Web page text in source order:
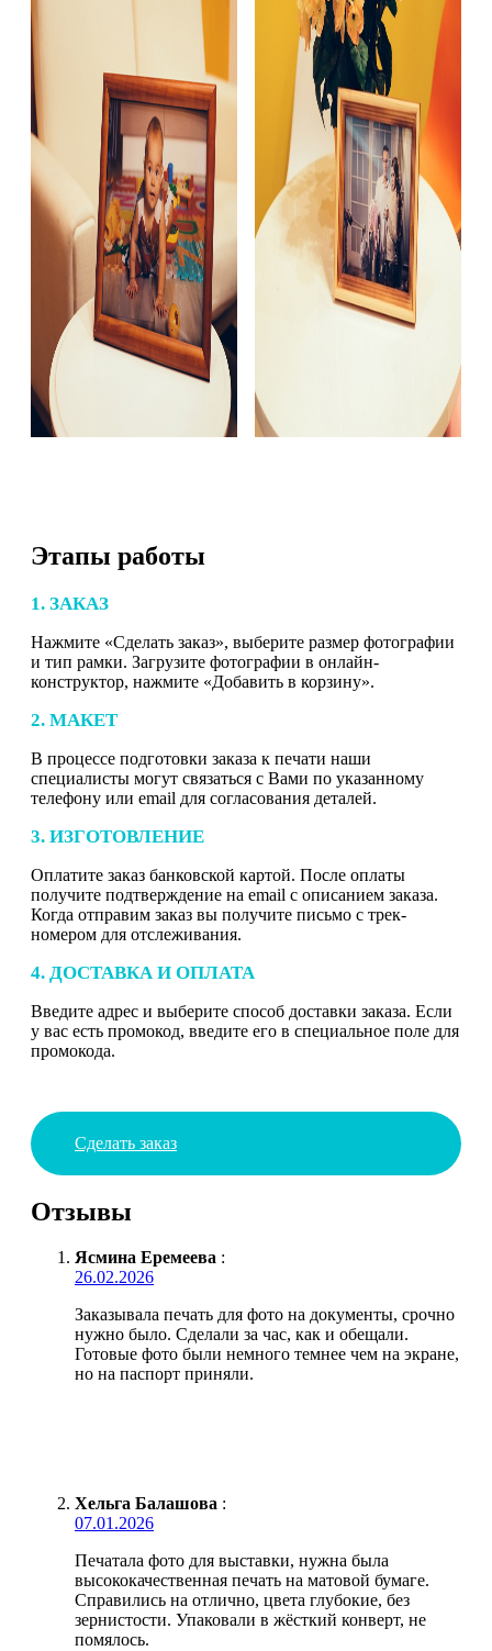
Этапы работы
1. ЗАКАЗ
Нажмите «Сделать заказ», выберите размер фотографии
и тип рамки. Загрузите фотографии в онлайн-
конструктор, нажмите «Добавить в корзину».
2. МАКЕТ
В процессе подготовки заказа к печати наши
специалисты могут связаться с Вами по указанному
телефону или email для согласования деталей.
3. ИЗГОТОВЛЕНИЕ
Оплатите заказ банковской картой. После оплаты
получите подтверждение на email с описанием заказа.
Когда отправим заказ вы получите письмо с трек-
номером для отслеживания.
4. ДОСТАВКА И ОПЛАТА
Введите адрес и выберите способ доставки заказа. Если
у вас есть промокод, введите его в специальное поле для
промокода.
Сделать заказ
Отзывы
Ясмина Еремеева :
26.02.2026
Заказывала печать для фото на документы, срочно
нужно было. Сделали за час, как и обещали.
Готовые фото были немного темнее чем на экране,
но на паспорт приняли.
Хельга Балашова :
07.01.2026
Печатала фото для выставки, нужна была
высококачественная печать на матовой бумаге.
Справились на отлично, цвета глубокие, без
зернистости. Упаковали в жёсткий конверт, не
помялось.